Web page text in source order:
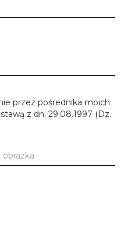
przez pośrednika moich
z dn. 29.08.1997 (Dz.